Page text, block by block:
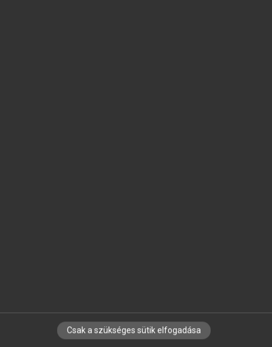
IRATKOZZ FEL HÍRLEVELÜNKRE!
Csak a szükséges sütik elfogadása